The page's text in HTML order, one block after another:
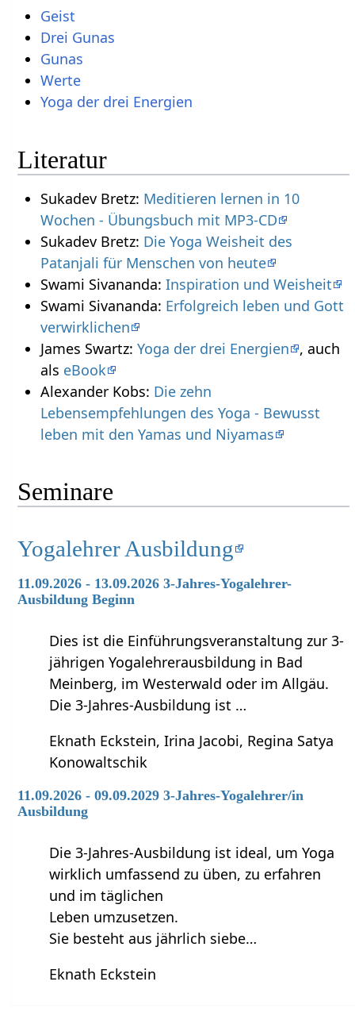
Geist
Drei Gunas
Gunas
Werte
Yoga der drei Energien
Literatur
Sukadev Bretz: Meditieren lernen in 10
Wochen - Übungsbuch mit MP3-CD
Sukadev Bretz: Die Yoga Weisheit des
Patanjali für Menschen von heute
Swami Sivananda: Inspiration und Weisheit
Swami Sivananda: Erfolgreich leben und Gott
verwirklichen
James Swartz: Yoga der drei Energien
, auch
als eBook
Alexander Kobs: Die zehn
Lebensempfehlungen des Yoga - Bewusst
leben mit den Yamas und Niyamas
Seminare
Yogalehrer Ausbildung
11.09.2026 - 13.09.2026 3-Jahres-Yogalehrer-
Ausbildung Beginn
Dies ist die Einführungsveranstaltung zur 3-
jährigen Yogalehrerausbildung in Bad
Meinberg, im Westerwald oder im Allgäu.
Die 3-Jahres-Ausbildung ist …
Eknath Eckstein, Irina Jacobi, Regina Satya
Konowaltschik
11.09.2026 - 09.09.2029 3-Jahres-Yogalehrer/in
Ausbildung
Die 3-Jahres-Ausbildung ist ideal, um Yoga
wirklich umfassend zu üben, zu erfahren
und im täglichen
Leben umzusetzen.
Sie besteht aus jährlich siebe…
Eknath Eckstein